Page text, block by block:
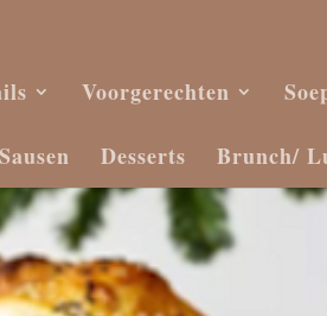
Voorgerechten
Sausen Desserts Brunch/